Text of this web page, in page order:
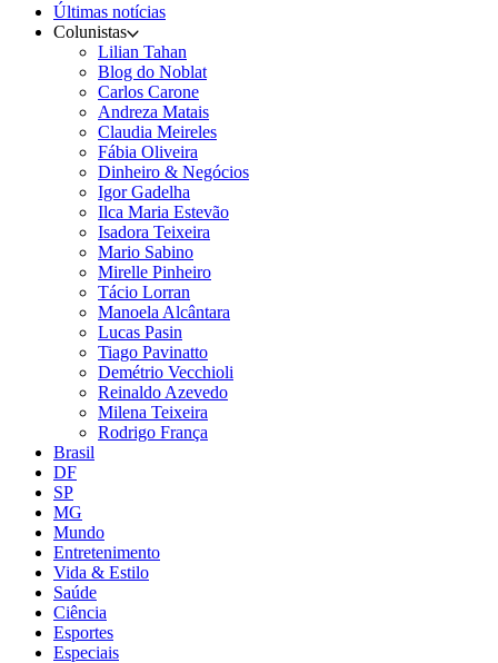
Últimas notícias
Colunistas
Lilian Tahan
Blog do Noblat
Carlos Carone
Andreza Matais
Claudia Meireles
Fábia Oliveira
Dinheiro & Negócios
Igor Gadelha
Ilca Maria Estevão
Isadora Teixeira
Mario Sabino
Mirelle Pinheiro
Tácio Lorran
Manoela Alcântara
Lucas Pasin
Tiago Pavinatto
Demétrio Vecchioli
Reinaldo Azevedo
Milena Teixeira
Rodrigo França
Brasil
DF
SP
MG
Mundo
Entretenimento
Vida & Estilo
Saúde
Ciência
Esportes
Especiais